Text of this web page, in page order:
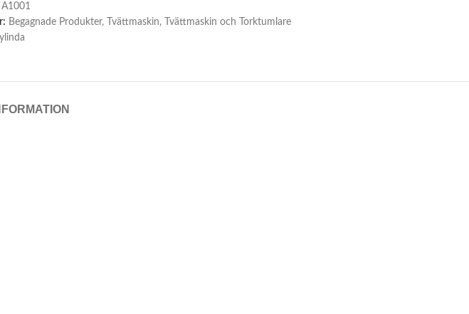
A1001
Begagnade Produkter, Tvättmaskin,
Tvättmaskin och Torktumlare